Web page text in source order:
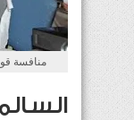
منافسة